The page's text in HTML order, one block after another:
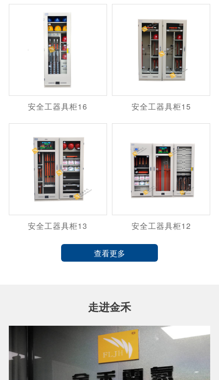
安全工器具柜16 安全工器具柜15
安全工器具柜13 安全工器具柜12
查看更多
走进金禾